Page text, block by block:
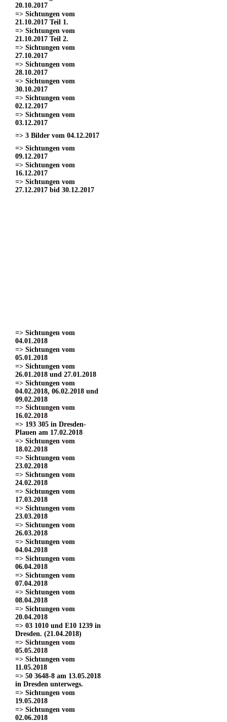
20.10.2017
=> Sichtungen vom
21.10.2017 Teil 1.
=> Sichtungen vom
21.10.2017 Teil 2.
=> Sichtungen vom
27.10.2017
=> Sichtungen vom
28.10.2017
=> Sichtungen vom
30.10.2017
=> Sichtungen vom
02.12.2017
=> Sichtungen vom
03.12.2017
=> 3 Bilder vom 04.12.2017
=> Sichtungen vom
09.12.2017
=> Sichtungen vom
16.12.2017
=> Sichtungen vom
27.12.2017 bid 30.12.2017
=> Sichtungen vom
04.01.2018
=> Sichtungen vom
05.01.2018
=> Sichtungen vom
26.01.2018 und 27.01.2018
=> Sichtungen vom
04.02.2018, 06.02.2018 und
09.02.2018
=> Sichtungen vom
16.02.2018
=> 193 305 in Dresden-
Plauen am 17.02.2018
=> Sichtungen vom
18.02.2018
=> Sichtungen vom
23.02.2018
=> Sichtungen vom
24.02.2018
=> Sichtungen vom
17.03.2018
=> Sichtungen vom
23.03.2018
=> Sichtungen vom
26.03.2018
=> Sichtungen vom
04.04.2018
=> Sichtungen vom
06.04.2018
=> Sichtungen vom
07.04.2018
=> Sichtungen vom
08.04.2018
=> Sichtungen vom
20.04.2018
=> 03 1010 und E10 1239 in
Dresden. (21.04.2018)
=> Sichtungen vom
05.05.2018
=> Sichtungen vom
11.05.2018
=> 50 3648-8 am 13.05.2018
in Dresden unterwegs.
=> Sichtungen vom
19.05.2018
=> Sichtungen vom
02.06.2018